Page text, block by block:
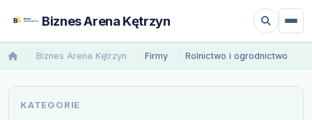
Biznes Arena Kętrzyn
Biznes Arena Kętrzyn Firmy Rolnictwo i ogrodnictwo
KATEGORIE